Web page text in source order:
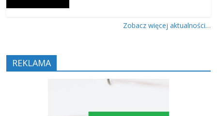
Zobacz więcej aktualności…
REKLAMA